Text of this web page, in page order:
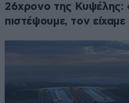
26χρονο της Κυψέλης:
πιστέψουμε, τον